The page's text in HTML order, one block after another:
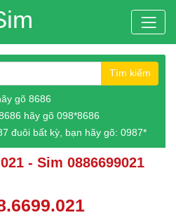
Tìm kiếm
gõ 8686
hãy gõ 098*8686
đuôi bất kỳ, bạn hãy gõ: 0987*
- Sim 0886699021